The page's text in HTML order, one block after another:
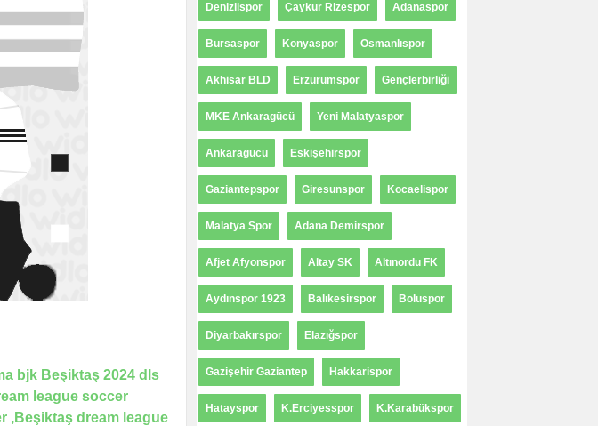
Denizlispor Çaykur Rizespor Adanaspor
Bursaspor Konyaspor Osmanlıspor
Akhisar BLD Erzurumspor Gençlerbirliği
MKE Ankaragücü Yeni Malatyaspor
Ankaragücü Eskişehirspor
Gaziantepspor Giresunspor Kocaelispor
Malatya Spor Adana Demirspor
Afjet Afyonspor Altay SK Altınordu FK
Aydınspor 1923 Balıkesirspor Boluspor
Diyarbakırspor Elazığspor
Gazişehir Gaziantep Hakkarispor
Hatayspor K.Erciyesspor K.Karabükspor